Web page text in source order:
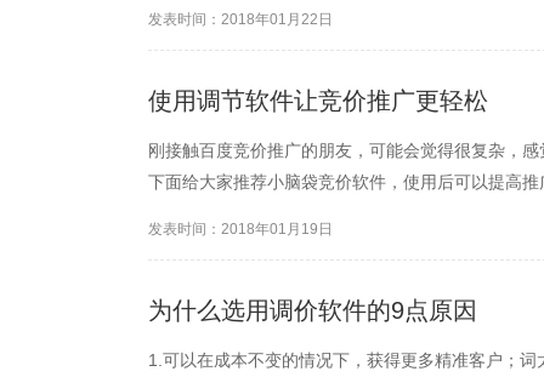
发表时间：2018年01月22日
使用调节软件让竞价推广更轻松
刚接触百度竞价推广的朋友，可能会觉得很复杂，
下面给大家推荐小脑袋竞价软件，使用后可以提高
发表时间：2018年01月19日
为什么选用调价软件的9点原因
1.可以在成本不变的情况下，获得更多精准客户；